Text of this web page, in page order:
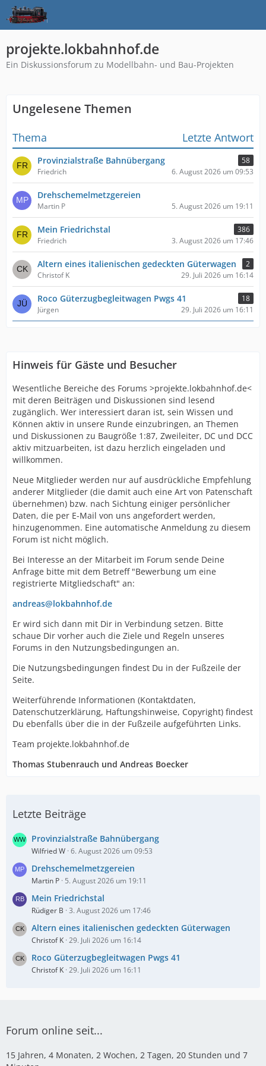
projekte.lokbahnhof.de
Ein Diskussionsforum zu Modellbahn- und Bau-Projekten
Ungelesene Themen
Thema Letzte Antwort
Provinzialstraße Bahnübergang
58
Friedrich
6. August 2026 um 09:53
Drehschemelmetzgereien
Martin P 5. August 2026 um 19:11
Mein Friedrichstal
386
Friedrich
3. August 2026 um 17:46
Altern eines italienischen gedeckten Güterwagen
2
Christof K
29. Juli 2026 um 16:14
Roco Güterzugbegleitwagen Pwgs 41
18
Jürgen
29. Juli 2026 um 16:11
Hinweis für Gäste und Besucher
Wesentliche Bereiche des Forums >projekte.lokbahnhof.de<
mit deren Beiträgen und Diskussionen sind lesend
zugänglich. Wer interessiert daran ist, sein Wissen und
Können aktiv in unsere Runde einzubringen, an Themen
und Diskussionen zu Baugröße 1:87, Zweileiter, DC und DCC
aktiv mitzuarbeiten, ist dazu herzlich eingeladen und
willkommen.
Neue Mitglieder werden nur auf ausdrückliche Empfehlung
anderer Mitglieder (die damit auch eine Art von Patenschaft
übernehmen) bzw. nach Sichtung einiger persönlicher
Daten, die per E-Mail von uns angefordert werden,
hinzugenommen. Eine automatische Anmeldung zu diesem
Forum ist nicht möglich.
Bei Interesse an der Mitarbeit im Forum sende Deine
Anfrage bitte mit dem Betreff "Bewerbung um eine
registrierte Mitgliedschaft" an:
andreas@lokbahnhof.de
Er wird sich dann mit Dir in Verbindung setzen. Bitte
schaue Dir vorher auch die Ziele und Regeln unseres
Forums in den Nutzungsbedingungen an.
Die Nutzungsbedingungen findest Du in der Fußzeile der
Seite.
Weiterführende Informationen (Kontaktdaten,
Datenschutzerklärung, Haftungshinweise, Copyright) findest
Du ebenfalls über die in der Fußzeile aufgeführten Links.
Team projekte.lokbahnhof.de
Thomas Stubenrauch und Andreas Boecker
Letzte Beiträge
Provinzialstraße Bahnübergang
Wilfried W 6. August 2026 um 09:53
Drehschemelmetzgereien
Martin P 5. August 2026 um 19:11
Mein Friedrichstal
Rüdiger B 3. August 2026 um 17:46
Altern eines italienischen gedeckten Güterwagen
Christof K 29. Juli 2026 um 16:14
Roco Güterzugbegleitwagen Pwgs 41
Christof K 29. Juli 2026 um 16:11
Forum online seit...
15 Jahren, 4 Monaten, 2 Wochen, 2 Tagen, 20 Stunden und 7